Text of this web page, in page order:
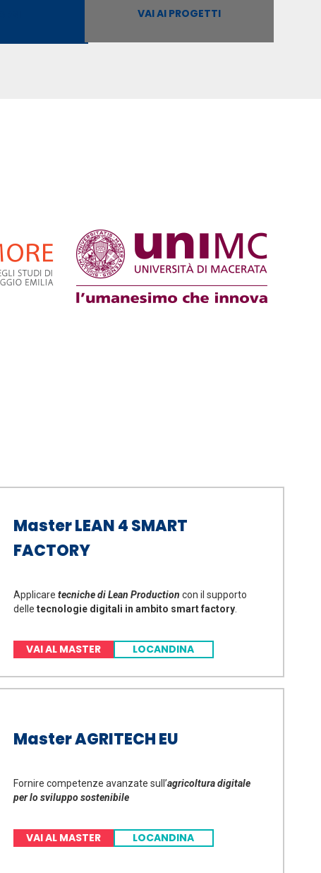
VAI AI PROGETTI
Master LEAN 4 SMART
FACTORY
Applicare tecniche di Lean Production con il supporto
delle tecnologie digitali in ambito smart factory.
VAI AL MASTER LOCANDINA
Master AGRITECH EU
Fornire competenze avanzate sull’agricoltura digitale
per lo sviluppo sostenibile
VAI AL MASTER LOCANDINA